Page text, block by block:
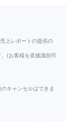
上レポートの提供の
(お客様を直接識別可
キャンセルはできま